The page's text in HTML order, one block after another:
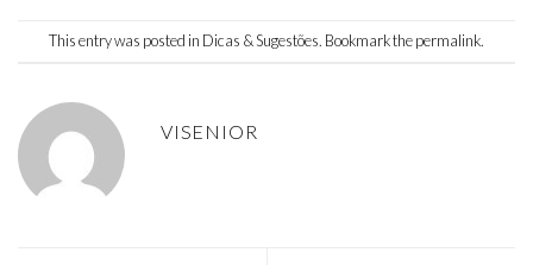
This entry was posted in Dicas & Sugestões. Bookmark thepermalink.
VISENIOR